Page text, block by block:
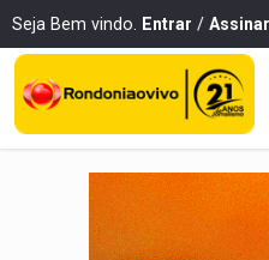
Seja Bem vindo. Entrar / Assinar